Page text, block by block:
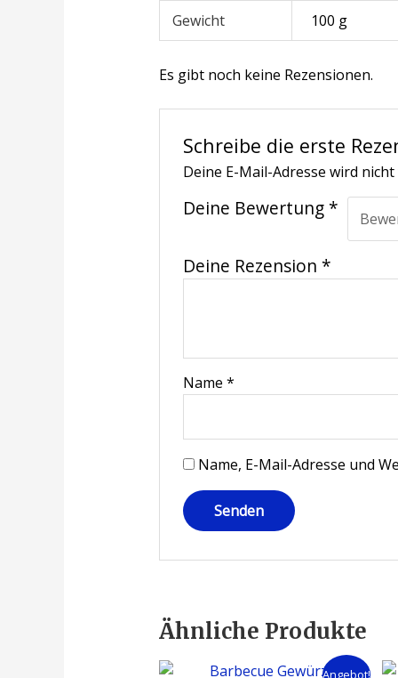
Gewicht 100 g
Es gibt noch keine Rezensionen.
Schreibe die erste
Deine E-Mail-Adresse wird
Deine Bewertung *
Deine Rezension *
Name*
Name, E-Mail-Adresse und
Ähnliche Produkte
Angebot!